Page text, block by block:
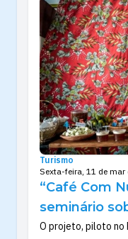
Turismo
Sexta-feira, 11 de mar
“Café Com
seminário
O projeto, piloto no